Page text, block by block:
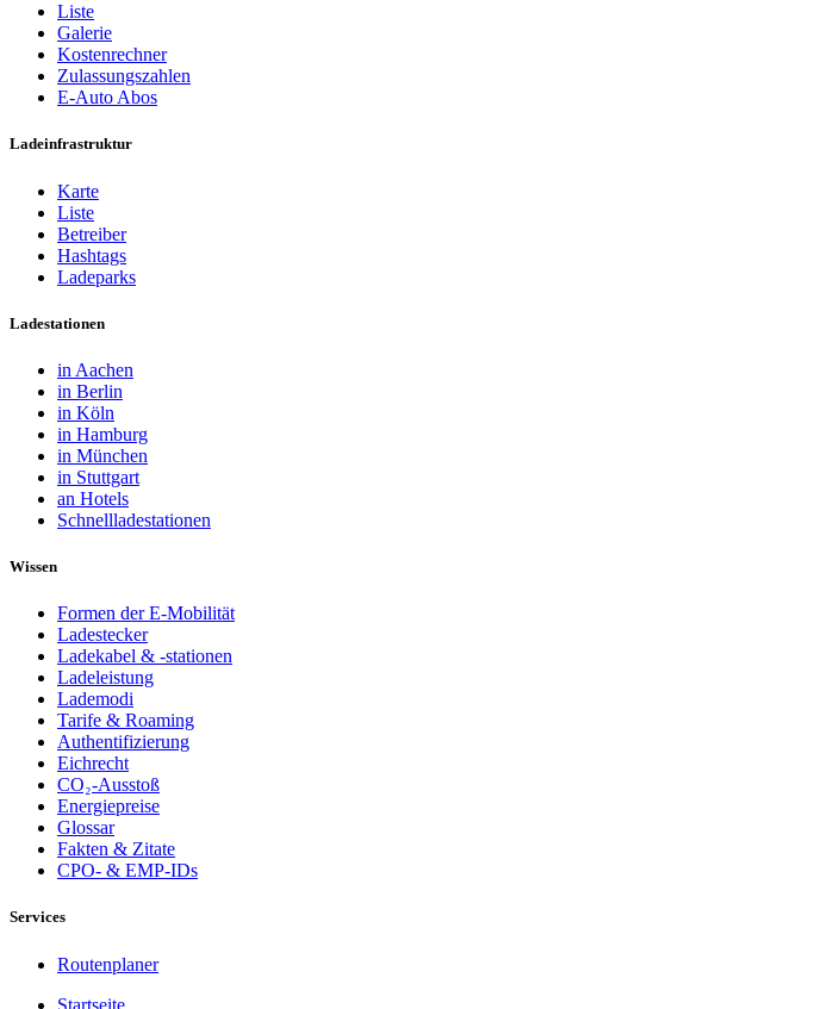
Liste
Galerie
Kostenrechner
Zulassungszahlen
E-Auto Abos
Ladeinfrastruktur
Karte
Liste
Betreiber
Hashtags
Ladeparks
Ladestationen
in Aachen
in Berlin
in Köln
in Hamburg
in München
in Stuttgart
an Hotels
Schnellladestationen
Wissen
Formen der E-Mobilität
Ladestecker
Ladekabel & -stationen
Ladeleistung
Lademodi
Tarife & Roaming
Authentifizierung
Eichrecht
CO₂-Ausstoß
Energiepreise
Glossar
Fakten & Zitate
CPO- & EMP-IDs
Services
Routenplaner
Startseite